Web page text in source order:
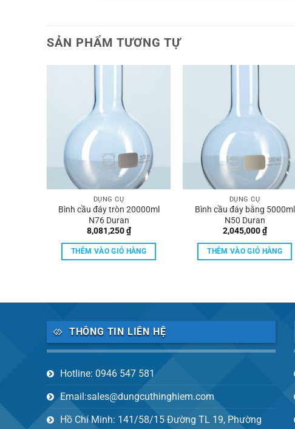
SẢN PHẨM TƯƠNG TỰ
DỤNG CỤ
Bình cầu đáy tròn 20000ml
N76 Duran
8,081,250₫
THÊM VÀO GIỎ HÀNG
DỤNG CỤ
Bình cầu đáy bằng 5000ml
N50 Duran
2,045,000₫
THÊM VÀO GIỎ HÀNG
THÔNG TIN LIÊN HỆ
Hotline: 0946 547 581
Email:sales@dungcuthinghiem.com
Hồ Chí Minh: 141/58/15 Đường TL 19, Phường